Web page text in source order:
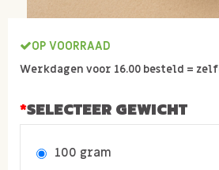
OP VOORRAAD
Werkdagen voor 16.00 besteld =
SELECTEER GEWICHT
100 gram